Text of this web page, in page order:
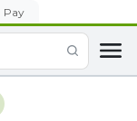
Pay